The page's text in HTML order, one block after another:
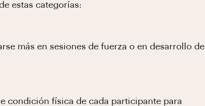
estas categorías:
más en sesiones de fuerza o en desarrollo de
condición física de cada participante para